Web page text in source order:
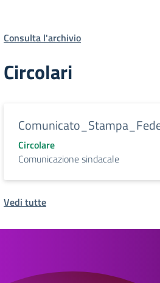
Consulta l'archivio
Circolari
Circolare
Comunicazione sindacale
Vedi tutte